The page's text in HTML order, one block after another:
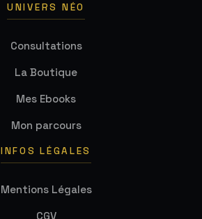
UNIVERS NÉO
Consultations
La Boutique
Mes Ebooks
Mon parcours
INFOS LÉGALES
Mentions Légales
CGV